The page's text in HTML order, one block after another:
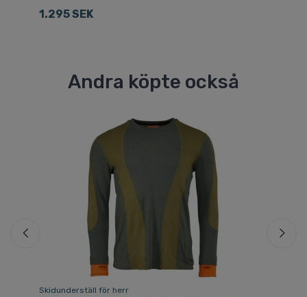
1.295 SEK
Andra köpte också
Skidunderställ för herr